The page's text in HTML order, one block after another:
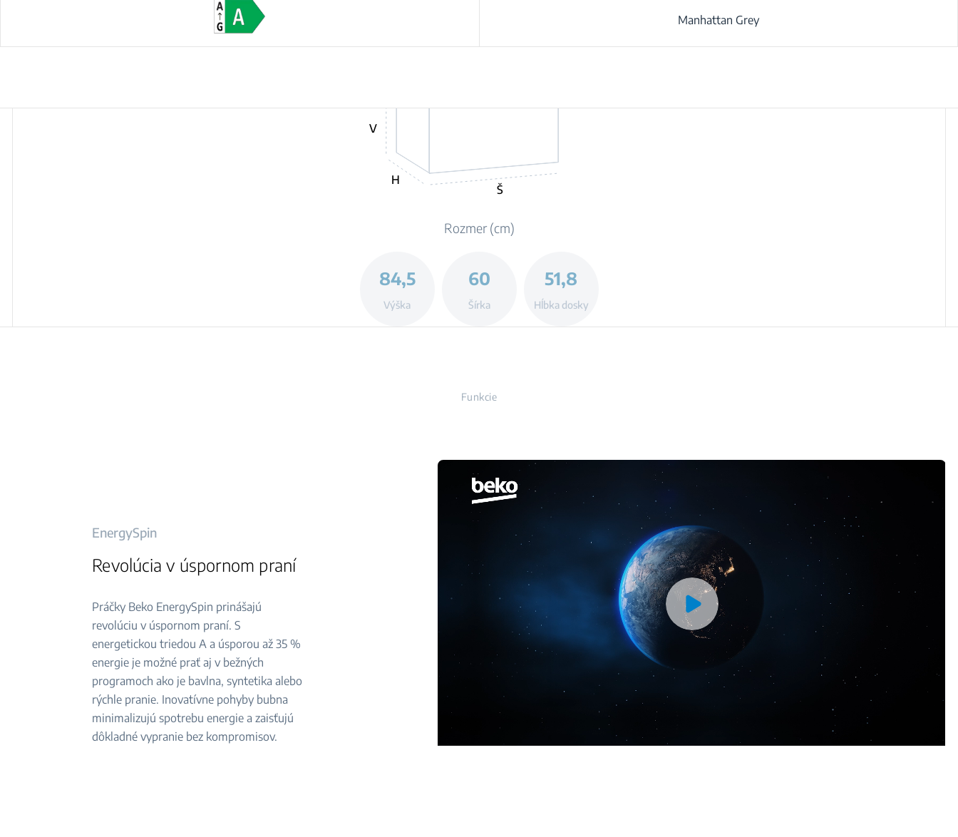
Manhattan Grey
V
H
Š
Rozmer (cm)
84,5
Výška
60
Šírka
51,8
Hĺbka dosky
Funkcie
EnergySpin
Revolúcia v úspornom praní
Práčky Beko EnergySpin prinášajú
revolúciu v úspornom praní. S
energetickou triedou A a úsporou až 35 %
energie je možné prať aj v bežných
programoch ako je bavlna, syntetika alebo
rýchle pranie. Inovatívne pohyby bubna
minimalizujú spotrebu energie a zaisťujú
dôkladné vypranie bez kompromisov.